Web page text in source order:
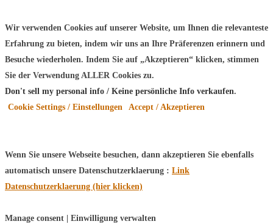
Wir verwenden Cookies auf unserer Website, um Ihnen die relevanteste
Erfahrung zu bieten, indem wir uns an Ihre Präferenzen erinnern und
Besuche wiederholen. Indem Sie auf „Akzeptieren“ klicken, stimmen
Sie der Verwendung ALLER Cookies zu.
Don't sell my personal info / Keine persönliche Info verkaufen.
Cookie Settings / Einstellungen
Accept / Akzeptieren
Wenn Sie unsere Webseite besuchen, dann akzeptieren Sie ebenfalls
automatisch unsere Datenschutzerklaerung : Link
Datenschutzerklaerung (hier klicken)
Manage consent | Einwilligung verwalten